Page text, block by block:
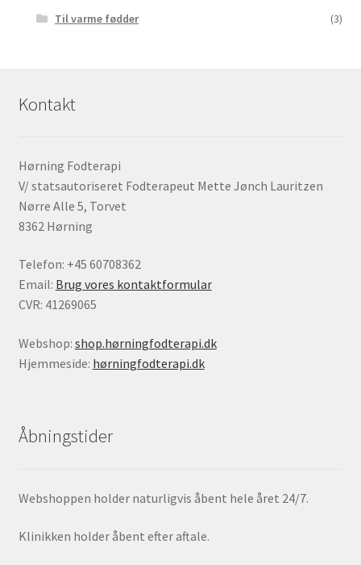
Til varme fødder
(3)
Kontakt
Hørning Fodterapi
V/ statsautoriseret Fodterapeut Mette Jønch Lauritzen
Nørre Alle 5, Torvet
8362 Hørning
Telefon: +45 60708362
Email: Brug vores kontaktformular
CVR: 41269065
Webshop: shop.hørningfodterapi.dk
Hjemmeside: hørningfodterapi.dk
Åbningstider
Webshoppen holder naturligvis åbent hele året 24/7.
Klinikken holder åbent efter aftale.